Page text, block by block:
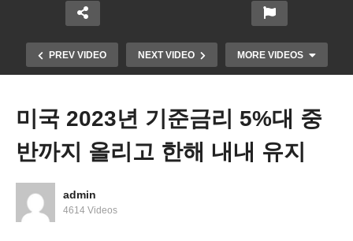
PREV VIDEO NEXT VIDEO MORE VIDEOS
미국 2023년 기준금리 5%대 중
반까지 올리고 한해 내내 유지
admin
4614 Videos